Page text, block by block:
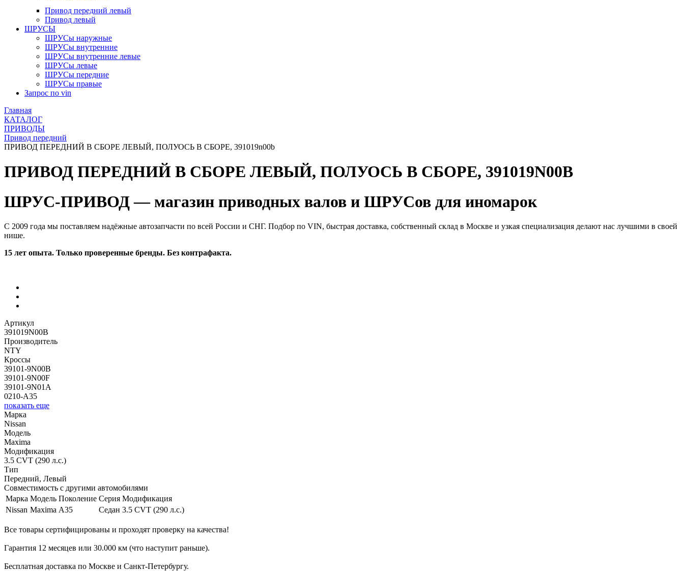
Привод передний левый
Привод левый
ШРУСЫ
ШРУСы наружные
ШРУСы внутренние
ШРУСы внутренние левые
ШРУСы левые
ШРУСы передние
ШРУСы правые
Запрос по vin
Главная
КАТАЛОГ
ПРИВОДЫ
Привод передний
ПРИВОД ПЕРЕДНИЙ В СБОРЕ ЛЕВЫЙ, ПОЛУОСЬ В СБОРЕ, 391019n00b
ПРИВОД ПЕРЕДНИЙ В СБОРЕ ЛЕВЫЙ, ПОЛУОСЬ В СБОРЕ, 391019N00B
ШРУС-ПРИВОД — магазин приводных валов и ШРУСов для иномарок
С 2009 года мы поставляем надёжные автозапчасти по всей России и СНГ. Подбор по VIN, быстрая доставка, собственный склад в Москве и узкая специализация делают нас лучшими в своей
нише.
15 лет опыта. Только проверенные бренды. Без контрафакта.
Артикул
391019N00B
Производитель
NTY
Кроссы
39101-9N00B
39101-9N00F
39101-9N01A
0210-A35
показать еще
Марка
Nissan
Модель
Maxima
Модификация
3.5 CVT (290 л.с.)
Тип
Передний, Левый
Совместимость с другими автомобилями
Марка Модель Поколение Серия Модификация
Nissan Maxima A35 Седан 3.5 CVT (290 л.с.)
Все товары сертифицированы и проходят проверку на качества!
Гарантия 12 месяцев или 30.000 км (что наступит раньше).
Бесплатная доставка по Москве и Санкт-Петербургу.